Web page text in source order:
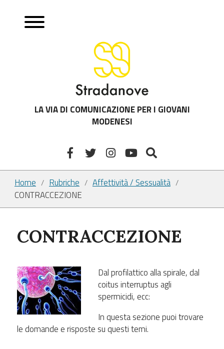
LA VIA DI COMUNICAZIONE PER I GIOVANI
MODENESI
Home / Rubriche / Affettività / Sessualità /
CONTRACCEZIONE
CONTRACCEZIONE
Dal profilattico alla spirale, dal
coitus interruptus agli
spermicidi, ecc:
In questa sezione puoi trovare
le domande e risposte su questi temi.